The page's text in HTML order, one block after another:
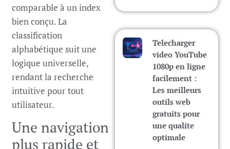
comparable à un index
bien conçu. La
classification
alphabétique suit une
logique universelle,
rendant la recherche
intuitive pour tout
utilisateur.
Une navigation
plus rapide et
Telecharger
video YouTube
1080p en ligne
facilement :
Les meilleurs
outils web
gratuits pour
une qualite
optimale